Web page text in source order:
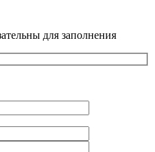
для заполнения